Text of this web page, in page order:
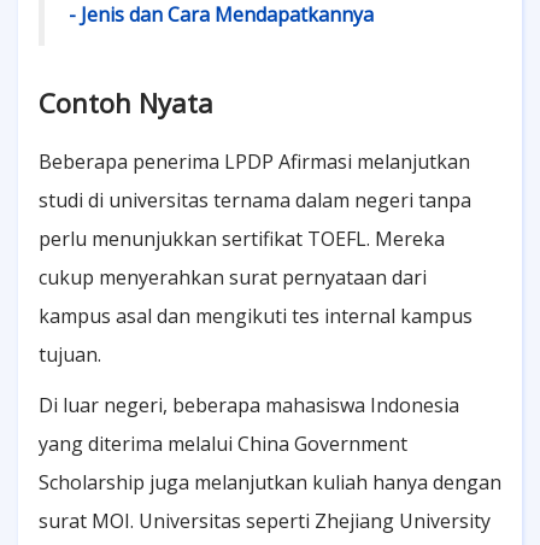
- Jenis dan Cara Mendapatkannya
Contoh Nyata
Beberapa penerima LPDP Afirmasi melanjutkan
studi di universitas ternama dalam negeri tanpa
perlu menunjukkan sertifikat TOEFL. Mereka
cukup menyerahkan surat pernyataan dari
kampus asal dan mengikuti tes internal kampus
tujuan.
Di luar negeri, beberapa mahasiswa Indonesia
yang diterima melalui China Government
Scholarship juga melanjutkan kuliah hanya dengan
surat MOI. Universitas seperti Zhejiang University